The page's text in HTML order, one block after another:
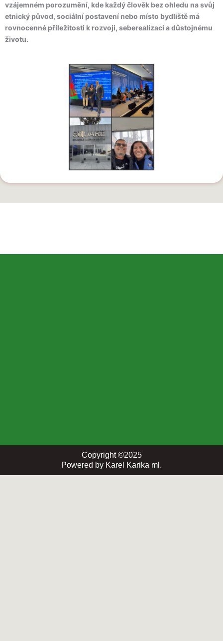
vzájemném porozumění, kde každý člověk bez ohledu na svůj
etnický původ, sociální postavení nebo místo bydliště má
rovnocenné příležitosti k rozvoji, seberealizaci a důstojnému
životu.
Copyright ©2025
Powered by Karel Karika ml.